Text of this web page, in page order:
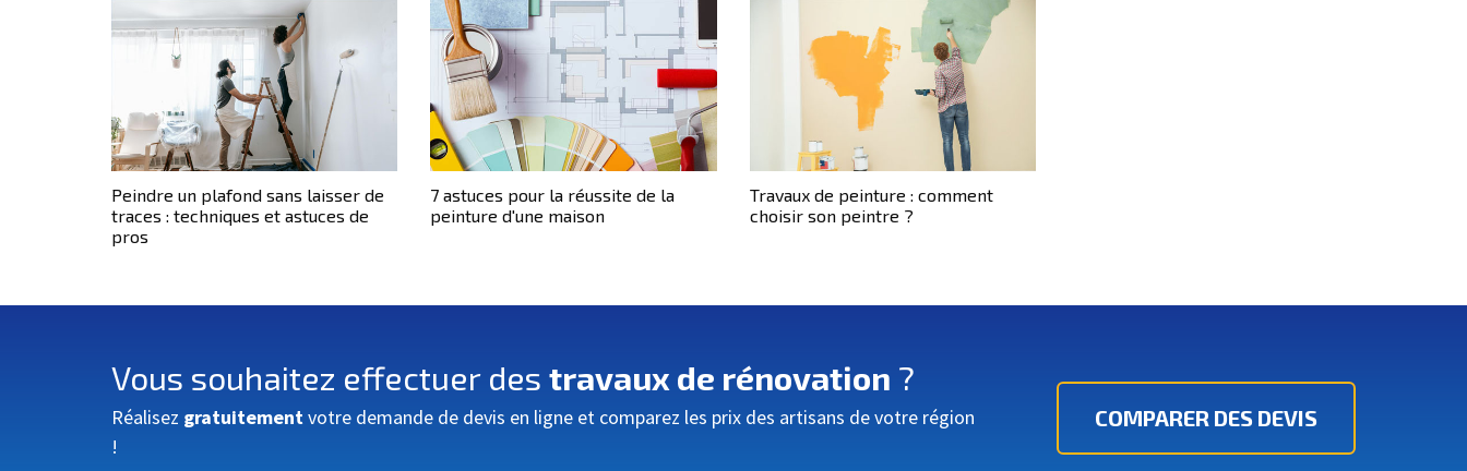
Peindre un plafond sans laisser de
traces : techniques et astuces de
pros
7 astuces pour la réussite de la
peinture d'une maison
Travaux de peinture : comment
choisir son peintre ?
Vous souhaitez effectuer des travaux de rénovation ?
Réalisez gratuitementvotre demande de devis en ligne et comparez les prix des artisans de votre région
!
COMPARER DES DEVIS